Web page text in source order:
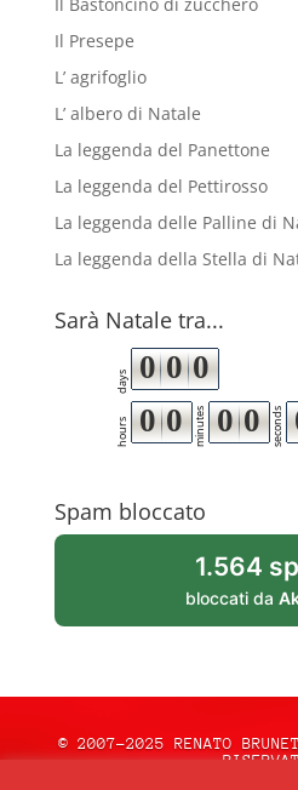
Il Presepe
L’ agrifoglio
L’ albero di Natale
La leggenda del Panettone
La leggenda del Pettirosso
La leggenda delle Palline di
La leggenda della Stella di
Sarà Natale tra...
days 0 0 0
hours 0 0 minutes 0 0 seconds
Spam bloccato
1.564
bloccati da
© 2007-2025 RENATO